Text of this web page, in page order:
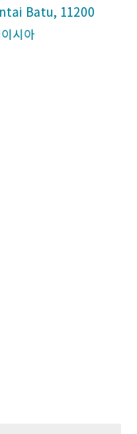
Batu, 11200
시아